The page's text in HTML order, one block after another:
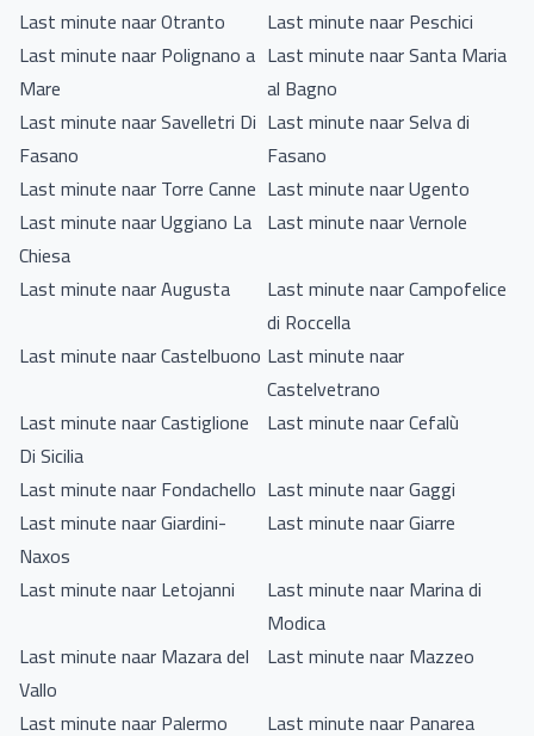
Last minute naar Otranto
Last minute naar Peschici
Last minute naar Polignano a
Mare
Last minute naar Santa Maria
al Bagno
Last minute naar Savelletri Di
Fasano
Last minute naar Selva di
Fasano
Last minute naar Torre Canne Last minute naar Ugento
Last minute naar Uggiano La
Chiesa
Last minute naar Vernole
Last minute naar Augusta
Last minute naar Campofelice
di Roccella
Last minute naar Castelbuono Last minute naar
Castelvetrano
Last minute naar Castiglione
Di Sicilia
Last minute naar Cefalù
Last minute naar Fondachello Last minute naar Gaggi
Last minute naar Giardini-
Naxos
Last minute naar Giarre
Last minute naar Letojanni
Last minute naar Marina di
Modica
Last minute naar Mazara del
Vallo
Last minute naar Mazzeo
Last minute naar Palermo
Last minute naar Panarea